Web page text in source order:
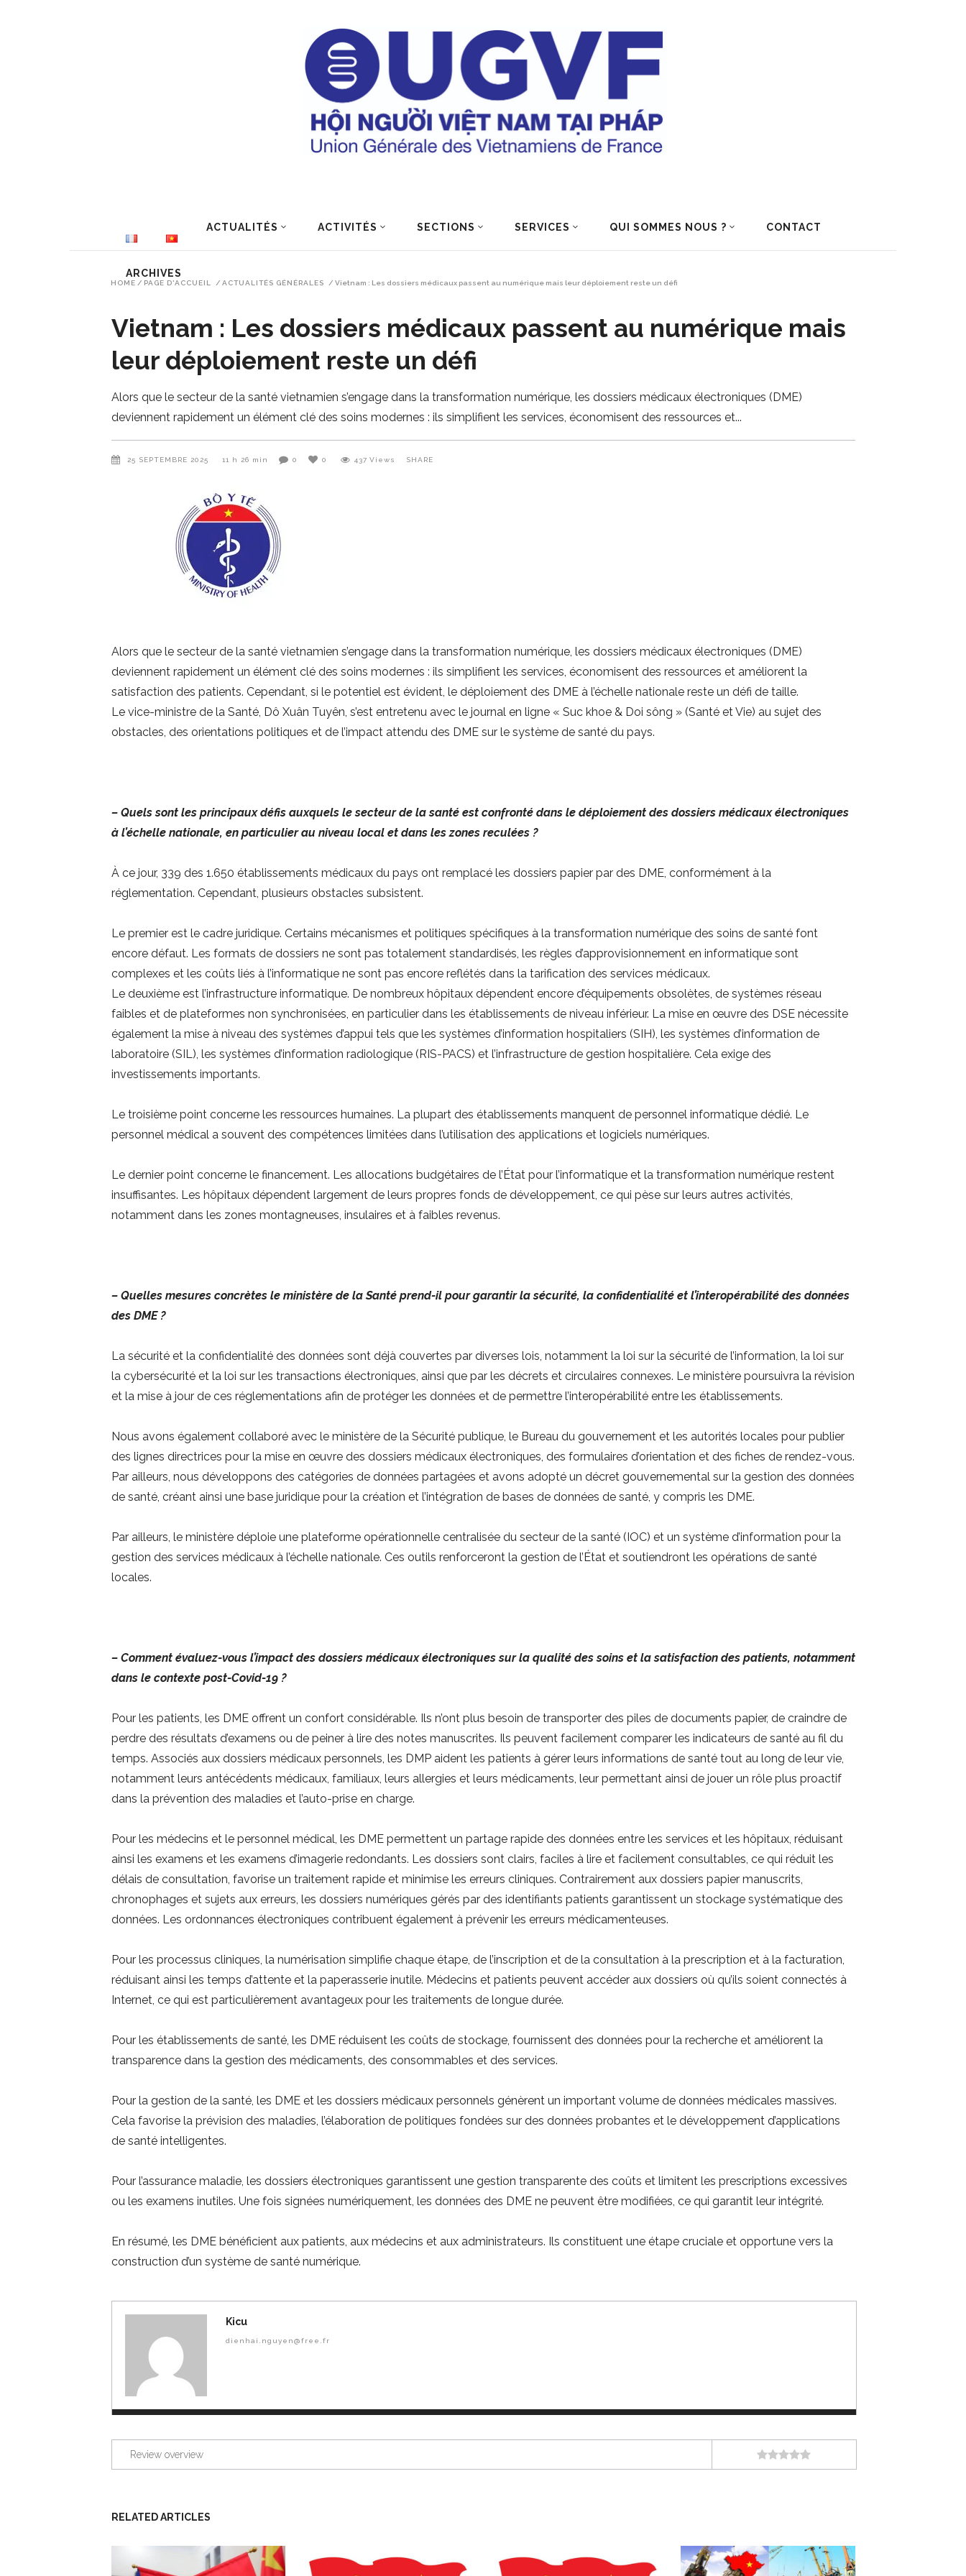
ACTUALITÉS ACTIVITÉS SECTIONS SERVICES QUI SOMMES NOUS ? CONTACT
ARCHIVES
HOME / PAGE D'ACCUEIL / ACTUALITÉS GÉNÉRALES / Vietnam : Les dossiers médicaux passent au numérique mais leur déploiement reste un défi
Vietnam : Les dossiers médicaux passent au numérique mais
leur déploiement reste un défi
Alors que le secteur de la santé vietnamien s’engage dans la transformation numérique, les dossiers médicaux électroniques (DME)
deviennent rapidement un élément clé des soins modernes : ils simplifient les services, économisent des ressources et
25 SEPTEMBRE 2025 11 h 26 min 0 0 437 Views SHARE
Alors que le secteur de la santé vietnamien s’engage dans la transformation numérique, les dossiers médicaux électroniques (DME)
deviennent rapidement un élément clé des soins modernes : ils simplifient les services, économisent des ressources et améliorent la
satisfaction des patients. Cependant, si le potentiel est évident, le déploiement des DME à l’échelle nationale reste un défi de taille.
Le vice-ministre de la Santé, Dô Xuân Tuyên, s’est entretenu avec le journal en ligne « Suc khoe & Doi sông » (Santé et Vie) au sujet des
obstacles, des orientations politiques et de l’impact attendu des DME sur le système de santé du pays.
– Quels sont les principaux défis auxquels le secteur de la santé est confronté dans le déploiement des dossiers médicaux électroniques
à l’échelle nationale, en particulier au niveau local et dans les zones reculées ?
À ce jour, 339 des 1.650 établissements médicaux du pays ont remplacé les dossiers papier par des DME, conformément à la
réglementation. Cependant, plusieurs obstacles subsistent.
Le premier est le cadre juridique. Certains mécanismes et politiques spécifiques à la transformation numérique des soins de santé font
encore défaut. Les formats de dossiers ne sont pas totalement standardisés, les règles d’approvisionnement en informatique sont
complexes et les coûts liés à l’informatique ne sont pas encore reflétés dans la tarification des services médicaux.
Le deuxième est l’infrastructure informatique. De nombreux hôpitaux dépendent encore d’équipements obsolètes, de systèmes réseau
faibles et de plateformes non synchronisées, en particulier dans les établissements de niveau inférieur. La mise en œuvre des DSE nécessite
également la mise à niveau des systèmes d’appui tels que les systèmes d’information hospitaliers (SIH), les systèmes d’information de
laboratoire (SIL), les systèmes d’information radiologique (RIS-PACS) et l’infrastructure de gestion hospitalière. Cela exige des
investissements importants.
Le troisième point concerne les ressources humaines. La plupart des établissements manquent de personnel informatique dédié. Le
personnel médical a souvent des compétences limitées dans l’utilisation des applications et logiciels numériques.
Le dernier point concerne le financement. Les allocations budgétaires de l’État pour l’informatique et la transformation numérique restent
insuffisantes. Les hôpitaux dépendent largement de leurs propres fonds de développement, ce qui pèse sur leurs autres activités,
notamment dans les zones montagneuses, insulaires et à faibles revenus.
– Quelles mesures concrètes le ministère de la Santé prend-il pour garantir la sécurité, la confidentialité et l’interopérabilité des données
des DME ?
La sécurité et la confidentialité des données sont déjà couvertes par diverses lois, notamment la loi sur la sécurité de l’information, la loi sur
la cybersécurité et la loi sur les transactions électroniques, ainsi que par les décrets et circulaires connexes. Le ministère poursuivra la révision
et la mise à jour de ces réglementations afin de protéger les données et de permettre l’interopérabilité entre les établissements.
Nous avons également collaboré avec le ministère de la Sécurité publique, le Bureau du gouvernement et les autorités locales pour publier
des lignes directrices pour la mise en œuvre des dossiers médicaux électroniques, des formulaires d’orientation et des fiches de rendez-vous.
Par ailleurs, nous développons des catégories de données partagées et avons adopté un décret gouvernemental sur la gestion des données
de santé, créant ainsi une base juridique pour la création et l’intégration de bases de données de santé, y compris les DME.
Par ailleurs, le ministère déploie une plateforme opérationnelle centralisée du secteur de la santé (IOC) et un système d’information pour la
gestion des services médicaux à l’échelle nationale. Ces outils renforceront la gestion de l’État et soutiendront les opérations de santé
locales.
– Comment évaluez-vous l’impact des dossiers médicaux électroniques sur la qualité des soins et la satisfaction des patients, notamment
dans le contexte post-Covid-19 ?
Pour les patients, les DME offrent un confort considérable. Ils n’ont plus besoin de transporter des piles de documents papier, de craindre de
perdre des résultats d’examens ou de peiner à lire des notes manuscrites. Ils peuvent facilement comparer les indicateurs de santé au fil du
temps. Associés aux dossiers médicaux personnels, les DMP aident les patients à gérer leurs informations de santé tout au long de leur vie,
notamment leurs antécédents médicaux, familiaux, leurs allergies et leurs médicaments, leur permettant ainsi de jouer un rôle plus proactif
dans la prévention des maladies et l’auto-prise en charge.
Pour les médecins et le personnel médical, les DME permettent un partage rapide des données entre les services et les hôpitaux, réduisant
ainsi les examens et les examens d’imagerie redondants. Les dossiers sont clairs, faciles à lire et facilement consultables, ce qui réduit les
délais de consultation, favorise un traitement rapide et minimise les erreurs cliniques. Contrairement aux dossiers papier manuscrits,
chronophages et sujets aux erreurs, les dossiers numériques gérés par des identifiants patients garantissent un stockage systématique des
données. Les ordonnances électroniques contribuent également à prévenir les erreurs médicamenteuses.
Pour les processus cliniques, la numérisation simplifie chaque étape, de l’inscription et de la consultation à la prescription et à la facturation,
réduisant ainsi les temps d’attente et la paperasserie inutile. Médecins et patients peuvent accéder aux dossiers où qu’ils soient connectés à
Internet, ce qui est particulièrement avantageux pour les traitements de longue durée.
Pour les établissements de santé, les DME réduisent les coûts de stockage, fournissent des données pour la recherche et améliorent la
transparence dans la gestion des médicaments, des consommables et des services.
Pour la gestion de la santé, les DME et les dossiers médicaux personnels génèrent un important volume de données médicales massives.
Cela favorise la prévision des maladies, l’élaboration de politiques fondées sur des données probantes et le développement d’applications
de santé intelligentes.
Pour l’assurance maladie, les dossiers électroniques garantissent une gestion transparente des coûts et limitent les prescriptions excessives
ou les examens inutiles. Une fois signées numériquement, les données des DME ne peuvent être modifiées, ce qui garantit leur intégrité.
En résumé, les DME bénéficient aux patients, aux médecins et aux administrateurs. Ils constituent une étape cruciale et opportune vers la
construction d’un système de santé numérique.
Kicu
dienhai.nguyen@free.fr
Review overview
RELATED ARTICLES